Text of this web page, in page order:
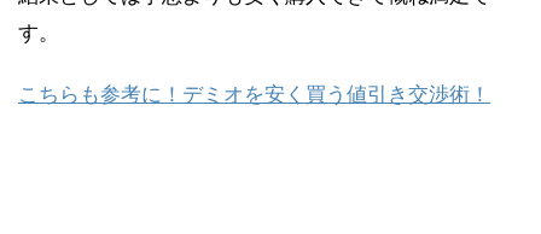
す。
こちらも参考に！デミオを安く買う値引き交渉術！